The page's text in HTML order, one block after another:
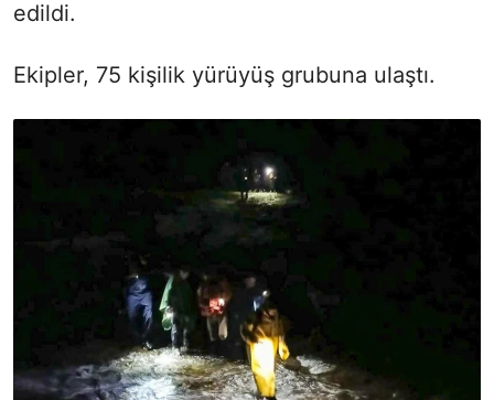
edildi.
Ekipler, 75 kişilik yürüyüş grubuna ulaştı.